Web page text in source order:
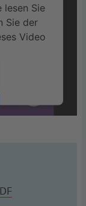
lesen Sie
Sie der
Video